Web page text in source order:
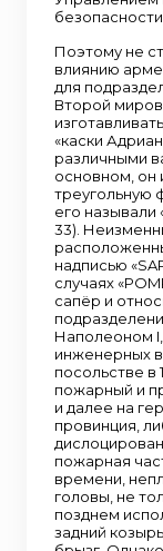
Поэтому не
влиянию
для
Второй
«каски
различными
основном, он
треугольную
его называли
33).
надписью
случаях
сапёр и
Наполеоном
инженерных
посольстве в
пожарный и
и далее на
провинция,
пожарная
времени,
головы, не
позднем
задний